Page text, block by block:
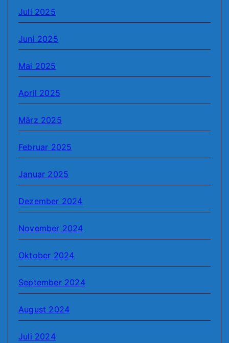
Juli 2025
Juni 2025
Mai 2025
April 2025
März 2025
Februar 2025
Januar 2025
Dezember 2024
November 2024
Oktober 2024
September 2024
August 2024
Juli 2024